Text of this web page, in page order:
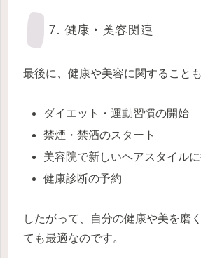
7. 健康・美容関連
最後に、健康や美容に関すること
ダイエット・運動習慣の開始
禁煙・禁酒のスタート
美容院で新しいヘアスタイル
健康診断の予約
したがって、自分の健康や美を磨
ても最適なのです。